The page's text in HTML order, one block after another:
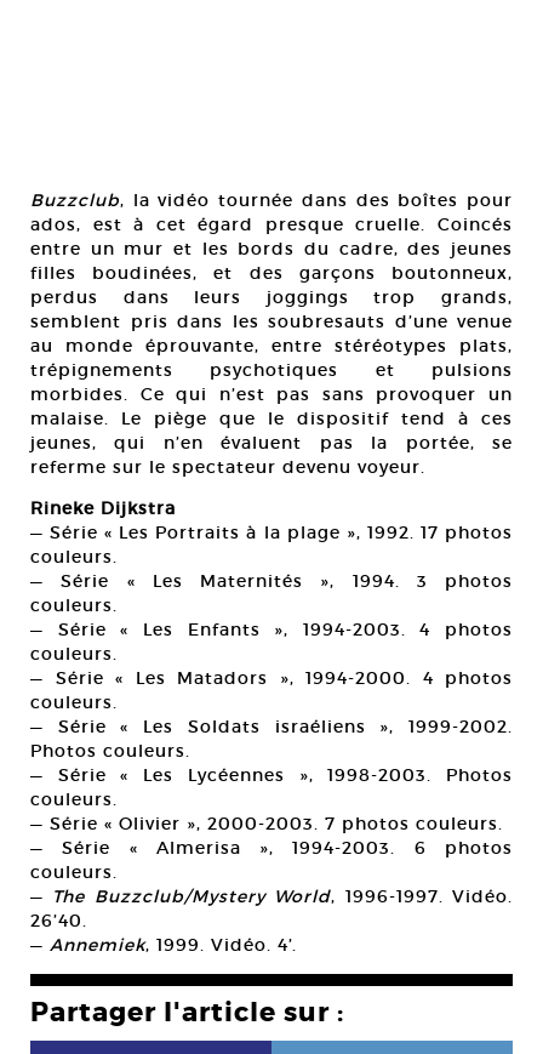
Buzzclub, la vidéo tournée dans des boîtes pour
ados, est à cet égard presque cruelle. Coincés
entre un mur et les bords du cadre, des jeunes
filles boudinées, et des garçons boutonneux,
perdus dans leurs joggings trop grands,
semblent pris dans les soubresauts d’une venue
au monde éprouvante, entre stéréotypes plats,
trépignements psychotiques et pulsions
morbides. Ce qui n’est pas sans provoquer un
malaise. Le piège que le dispositif tend à ces
jeunes, qui n’en évaluent pas la portée, se
referme sur le spectateur devenu voyeur.
Rineke Dijkstra
— Série « Les Portraits à la plage », 1992. 17 photos
couleurs.
— Série « Les Maternités », 1994. 3 photos
couleurs.
— Série « Les Enfants », 1994-2003. 4 photos
couleurs.
— Série « Les Matadors », 1994-2000. 4 photos
couleurs.
— Série « Les Soldats israéliens », 1999-2002.
Photos couleurs.
— Série « Les Lycéennes », 1998-2003. Photos
couleurs.
— Série « Olivier », 2000-2003. 7 photos couleurs.
— Série « Almerisa », 1994-2003. 6 photos
couleurs.
— The Buzzclub/Mystery World, 1996-1997. Vidéo.
26’40.
— Annemiek, 1999. Vidéo. 4’.
Partager l'article sur :